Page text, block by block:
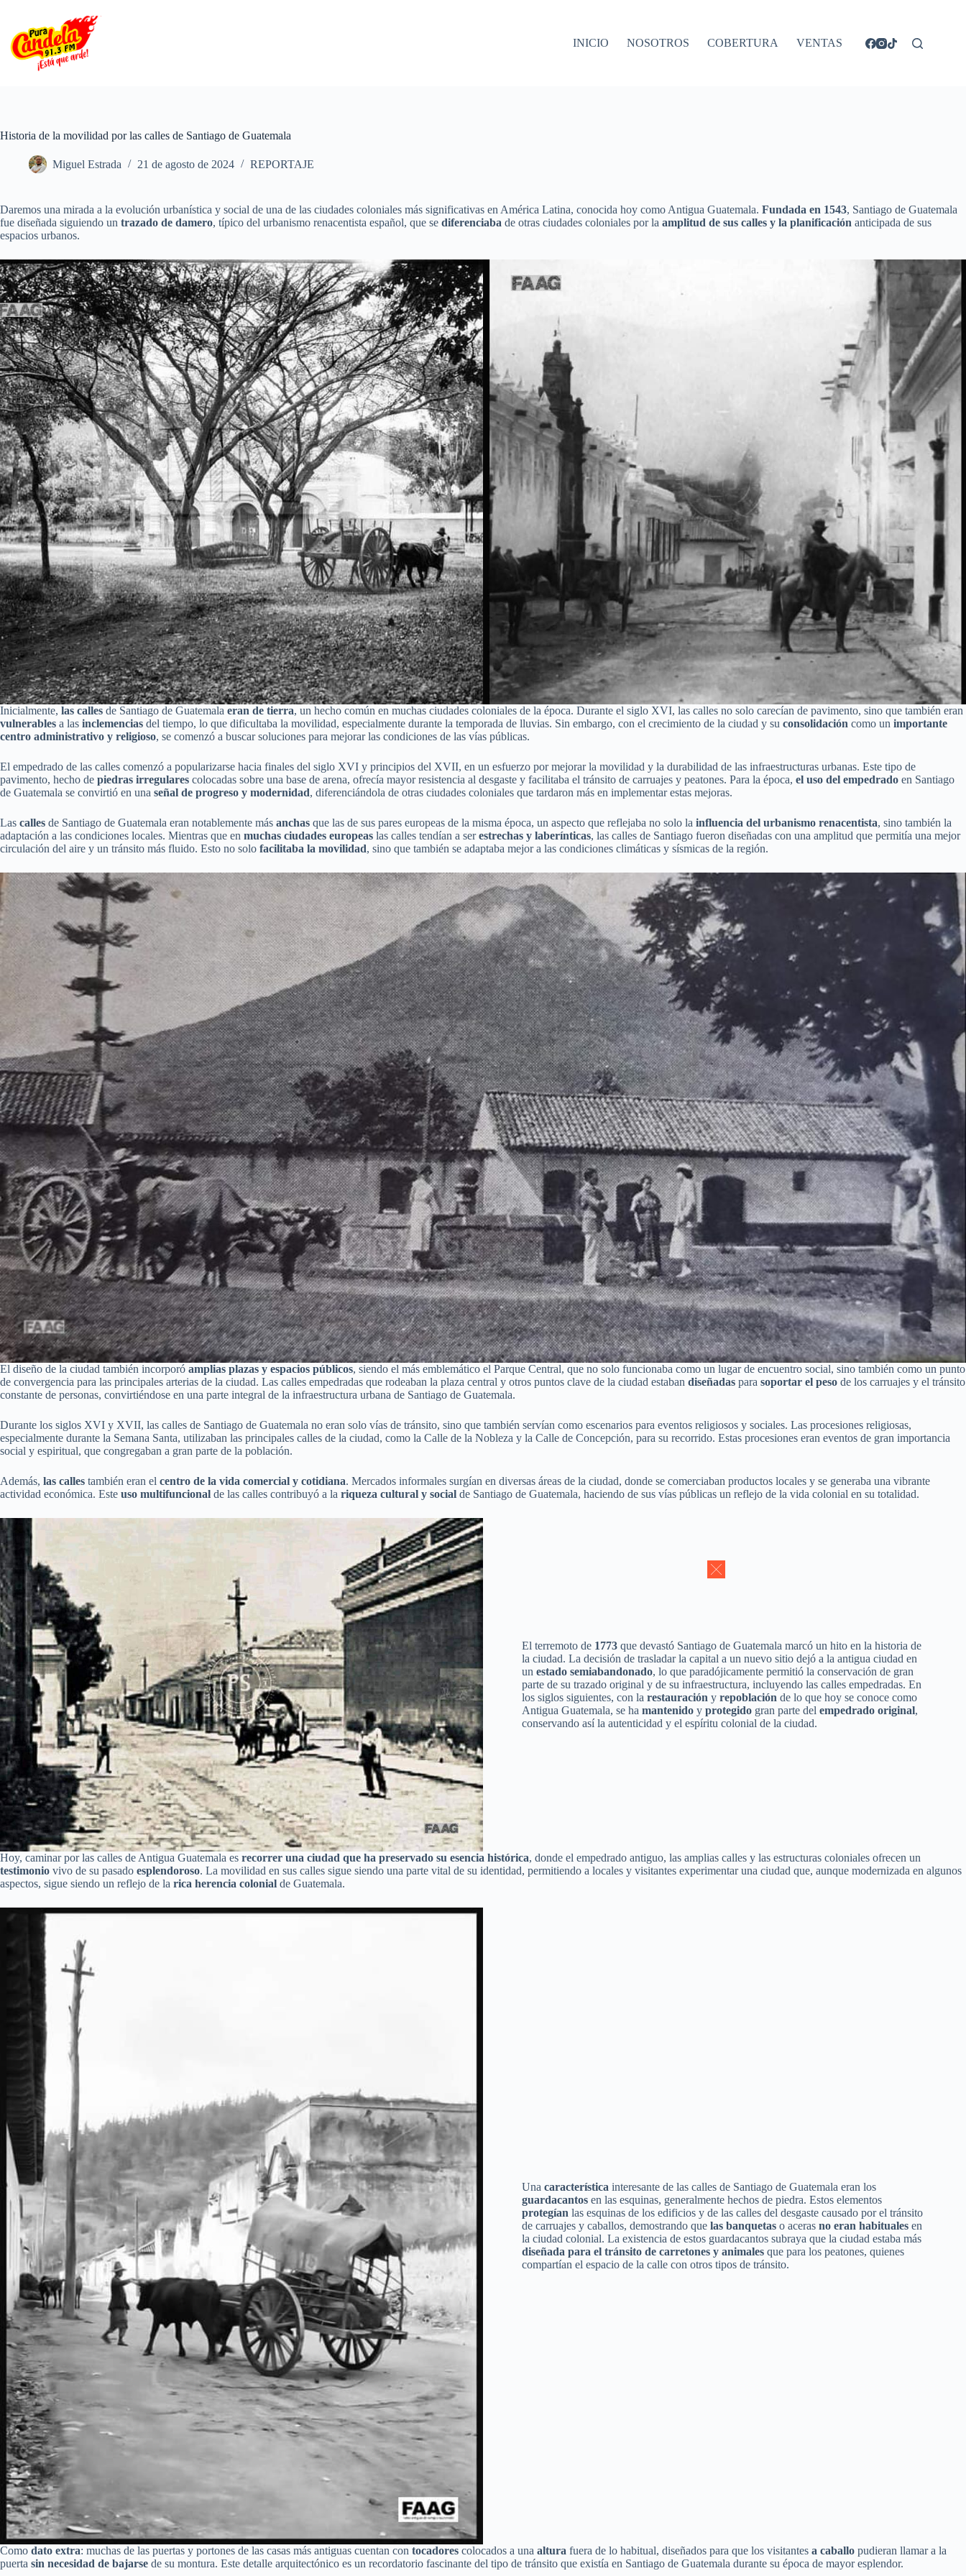
contenido
INICIO
NOSOTROS COBERTURA VENTAS
Historia de la movilidad por las calles de Santiago de Guatemala
Miguel Estrada 21 de agosto de 2024 REPORTAJE
Daremos una mirada a la evolución urbanística y social de una de las ciudades coloniales más significativas en América Latina, conocida hoy como Antigua Guatemala. Fundada en 1543, Santiago de Guatemala
fue diseñada siguiendo un trazado de damero, típico del urbanismo renacentista español, que se diferenciaba de otras ciudades coloniales por la amplitud de sus calles y la planificación anticipada de sus
espacios urbanos.
Inicialmente, las calles de Santiago de Guatemala eran de tierra, un hecho común en muchas ciudades coloniales de la época. Durante el siglo XVI, las calles no solo carecían de pavimento, sino que también eran
vulnerables a las inclemencias del tiempo, lo que dificultaba la movilidad, especialmente durante la temporada de lluvias. Sin embargo, con el crecimiento de la ciudad y su consolidación como un importante
centro administrativo y religioso, se comenzó a buscar soluciones para mejorar las condiciones de las vías públicas.
El empedrado de las calles comenzó a popularizarse hacia finales del siglo XVI y principios del XVII, en un esfuerzo por mejorar la movilidad y la durabilidad de las infraestructuras urbanas. Este tipo de
pavimento, hecho de piedras irregulares colocadas sobre una base de arena, ofrecía mayor resistencia al desgaste y facilitaba el tránsito de carruajes y peatones. Para la época, el uso del empedrado en Santiago
de Guatemala se convirtió en una señal de progreso y modernidad, diferenciándola de otras ciudades coloniales que tardaron más en implementar estas mejoras.
Las calles de Santiago de Guatemala eran notablemente más anchas que las de sus pares europeas de la misma época, un aspecto que reflejaba no solo la influencia del urbanismo renacentista, sino también la
adaptación a las condiciones locales. Mientras que en muchas ciudades europeas las calles tendían a serestrechas y laberínticas, las calles de Santiago fueron diseñadas con una amplitud que permitía una mejor
circulación del aire y un tránsito más fluido. Esto no solo facilitaba la movilidad, sino que también se adaptaba mejor a las condiciones climáticas y sísmicas de la región.
El diseño de la ciudad también incorporó amplias plazas y espacios públicos, siendo el más emblemático el Parque Central, que no solo funcionaba como un lugar de encuentro social, sino también como un punto
de convergencia para las principales arterias de la ciudad. Las calles empedradas que rodeaban la plaza central y otros puntos clave de la ciudad estaban diseñadas para soportar el peso de los carruajes y el tránsito
constante de personas, convirtiéndose en una parte integral de la infraestructura urbana de Santiago de Guatemala.
Durante los siglos XVI y XVII, las calles de Santiago de Guatemala no eran solo vías de tránsito, sino que también servían como escenarios para eventos religiosos y sociales. Las procesiones religiosas,
especialmente durante la Semana Santa, utilizaban las principales calles de la ciudad, como la Calle de la Nobleza y la Calle de Concepción, para su recorrido. Estas procesiones eran eventos de gran importancia
social y espiritual, que congregaban a gran parte de la población.
Además, las calles también eran el centro de la vida comercial y cotidiana. Mercados informales surgían en diversas áreas de la ciudad, donde se comerciaban productos locales y se generaba una vibrante
actividad económica. Este uso multifuncional de las calles contribuyó a la riqueza cultural y social de Santiago de Guatemala, haciendo de sus vías públicas un reflejo de la vida colonial en su totalidad.
El terremoto de 1773 que devastó Santiago de Guatemala marcó un hito en la historia de
la ciudad. La decisión de trasladar la capital a un nuevo sitio dejó a la antigua ciudad en
un estado semiabandonado, lo que paradójicamente permitió la conservación de gran
parte de su trazado original y de su infraestructura, incluyendo las calles empedradas. En
los siglos siguientes, con la restauración y repoblación de lo que hoy se conoce como
Antigua Guatemala, se ha mantenido y protegido gran parte del empedrado original,
conservando así la autenticidad y el espíritu colonial de la ciudad.
Hoy, caminar por las calles de Antigua Guatemala es recorrer una ciudad que ha preservado su esencia histórica, donde el empedrado antiguo, las amplias calles y las estructuras coloniales ofrecen un
testimonio vivo de su pasado esplendoroso. La movilidad en sus calles sigue siendo una parte vital de su identidad, permitiendo a locales y visitantes experimentar una ciudad que, aunque modernizada en algunos
aspectos, sigue siendo un reflejo de la rica herencia colonial de Guatemala.
Una característica interesante de las calles de Santiago de Guatemala eran los
guardacantos en las esquinas, generalmente hechos de piedra. Estos elementos
protegían las esquinas de los edificios y de las calles del desgaste causado por el tránsito
de carruajes y caballos, demostrando que las banquetaso aceras no eran habitualesen
la ciudad colonial. La existencia de estos guardacantos subraya que la ciudad estaba más
diseñada para el tránsito de carretones y animalesque para los peatones, quienes
compartían el espacio de la calle con otros tipos de tránsito.
Como dato extra: muchas de las puertas y portones de las casas más antiguas cuentan con tocadores colocados a una altura fuera de lo habitual, diseñados para que los visitantes a caballo pudieran llamar a la
puerta sin necesidad de bajarse de su montura. Este detalle arquitectónico es un recordatorio fascinante del tipo de tránsito que existía en Santiago de Guatemala durante su época de mayor esplendor.